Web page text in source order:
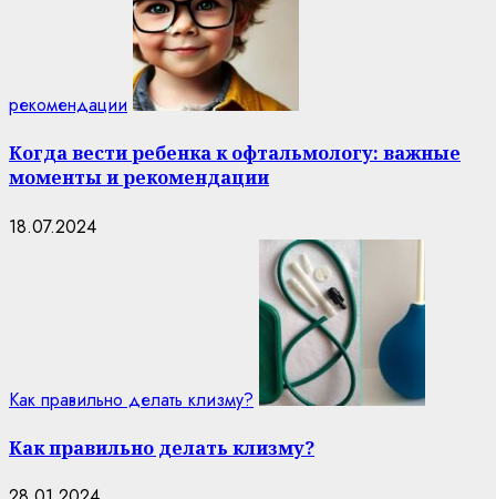
рекомендации
Когда вести ребенка к офтальмологу: важные
моменты и рекомендации
18.07.2024
Как правильно делать клизму?
Как правильно делать клизму?